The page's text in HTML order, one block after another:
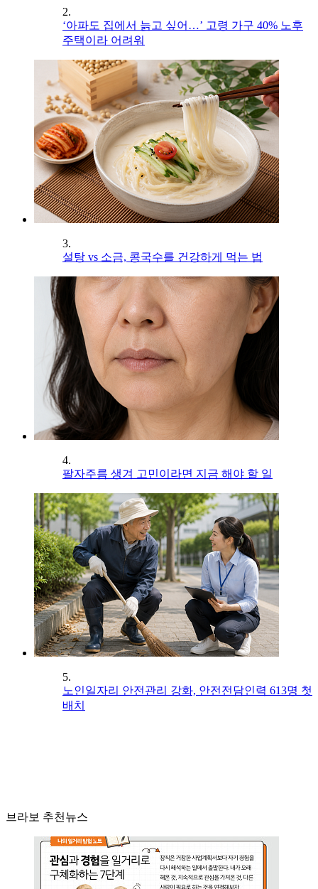
2.
‘아파도 집에서 늙고 싶어…’ 고령 가구 40% 노후
주택이라 어려워
3.
설탕 vs 소금, 콩국수를 건강하게 먹는 법
4.
팔자주름 생겨 고민이라면 지금 해야 할 일
5.
노인일자리 안전관리 강화, 안전전담인력 613명 첫
배치
브라보 추천뉴스